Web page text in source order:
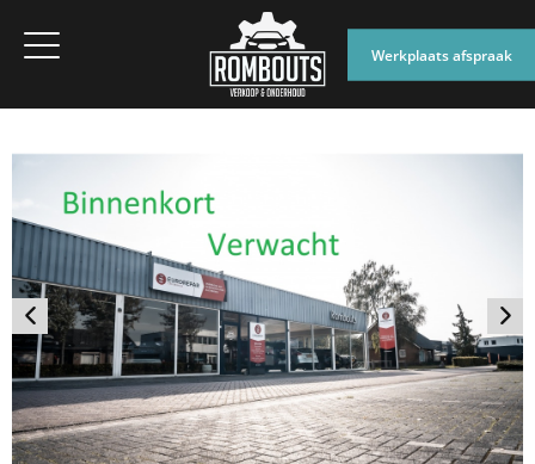
Werkplaats afspraak